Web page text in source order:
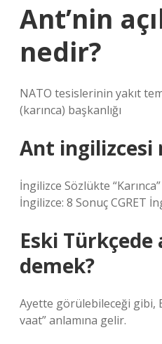
Ant’nin
nedir?
NATO tesislerinin yakıt
(karınca) başkanlığı
Ant ingilizcesi
İngilizce Sözlükte
İngilizce: 8 Sonuç CGRET
Eski Türkçede
demek?
Ayette görülebileceği gibi,
vaat” anlamına gelir.